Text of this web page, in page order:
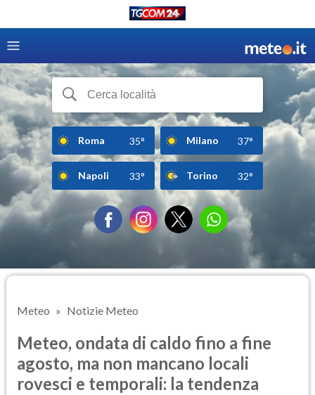
Roma 35° Milano 37°
Napoli 33° Torino 32°
Meteo Notizie Meteo
Meteo, ondata di caldo fino a fine
agosto, ma non mancano locali
rovesci e temporali: la tendenza